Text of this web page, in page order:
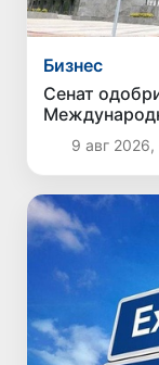
Бизнес
Сенат
технологий
9 авг